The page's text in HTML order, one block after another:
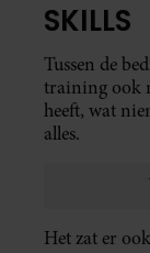
SKILLS
Tussen de
training ook
heeft, wat
alles.
Het zat er